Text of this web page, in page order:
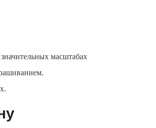
масштабах